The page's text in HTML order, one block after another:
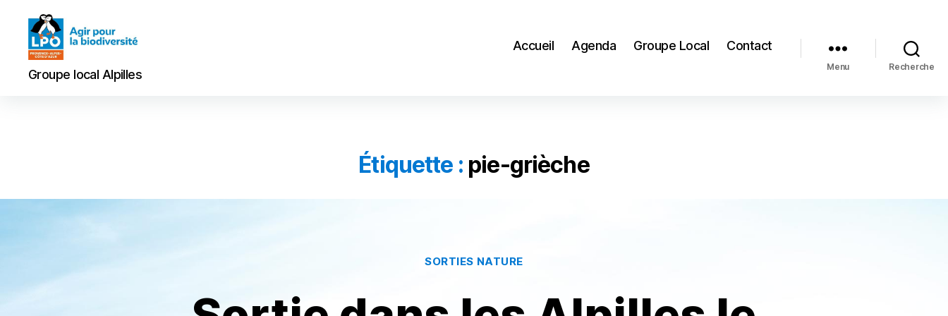
Groupe
local
Groupe local Alpilles
Accueil Agenda Groupe Local Contact
Menu Recherche
Étiquette : pie-grièche
Catégories
SORTIES NATURE